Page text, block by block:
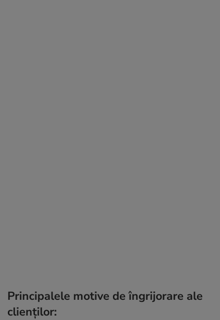
Principalele motive de îngrijorare ale
clienților: